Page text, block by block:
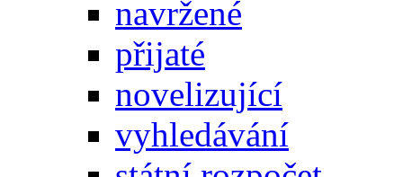
navržené
přijaté
novelizující
vyhledávání